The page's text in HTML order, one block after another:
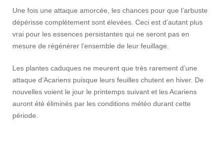
Une fois une attaque amorcée, les chances pour que l’arbuste
dépérisse complètement sont élevées. Ceci est d’autant plus
vrai pour les essences persistantes qui ne seront pas en
mesure de régénérer l’ensemble de leur feuillage.
Les plantes caduques ne meurent que très rarement d’une
attaque d’Acariens puisque leurs feuilles chutent en hiver. De
nouvelles voient le jour le printemps suivant et les Acariens
auront été éliminés par les conditions météo durant cette
période.